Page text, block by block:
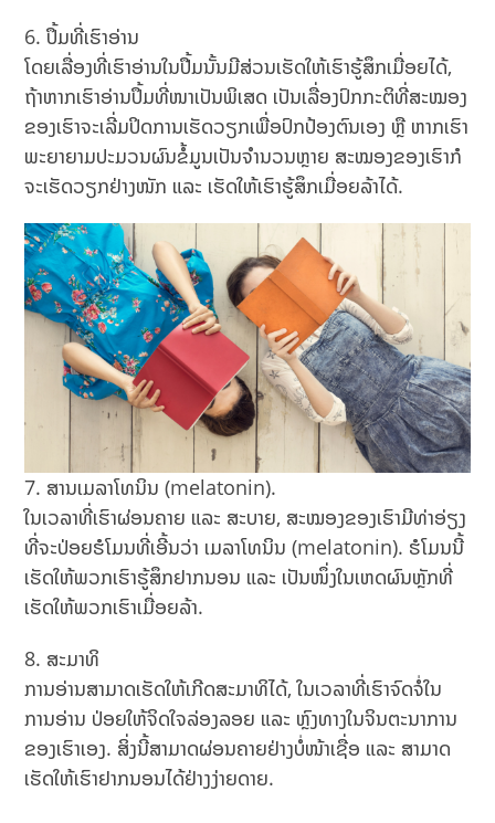
ປຶ້ມທີ່ເຮົາອ່ານ
ໂດຍເລື່ອງທີ່ເຮົາອ່ານໃນປື້ມນັ້ນມີສ່ວນເຮັດໃຫ້ເຮົາຮູ້ສຶກເມື່ອຍໄດ້,
ຖ້າຫາກເຮົາອ່ານປຶ້ມທີ່ໜາເປັນພິເສດ ເປັນເລື່ອງປົກກະຕິທີ່ສະໝອງ
ຂອງເຮົາຈະເລີ່ມປິດການເຮັດວຽກເພື່ອປົກປ້ອງຕົນເອງ ຫຼື ຫາກເຮົາ
ພະຍາຍາມປະມວນຜົນຂໍ້ມູນເປັນຈຳນວນຫຼາຍ ສະໝອງຂອງເຮົາກໍ
ຈະເຮັດວຽກຢ່າງໜັກ ແລະ ເຮັດໃຫ້ເຮົາຮູ້ສຶກເມື່ອຍລ້າໄດ້.
ສານເມລາໂທນິນ (melatonin).
ໃນເວລາທີ່ເຮົາຜ່ອນຄາຍ ແລະ ສະບາຍ, ສະໝອງຂອງເຮົາມີທ່າອ່ຽງ
ທີ່ຈະປ່ອຍຮໍໂມນທີ່ເອີ້ນວ່າ ເມລາໂທນິນ (melatonin). ຮໍໂມນນີ້
ເຮັດໃຫ້ພວກເຮົາຮູ້ສຶກຢາກນອນ ແລະ ເປັນໜຶ່ງໃນເຫດຜົນຫຼັກທີ່
ເຮັດໃຫ້ພວກເຮົາເມື່ອຍລ້າ.
ສະມາທິ
ການອ່ານສາມາດເຮັດໃຫ້ເກີດສະມາທິໄດ້, ໃນເວລາທີ່ເຮົາຈົດຈໍ່ໃນ
ການອ່ານ ປ່ອຍໃຫ້ຈິດໃຈລ່ອງລອຍ ແລະ ຫຼົງທາງໃນຈິນຕະນາການ
ຂອງເຮົາເອງ. ສິ່ງນີ້ສາມາດຜ່ອນຄາຍຢ່າງບໍ່ໜ້າເຊື່ອ ແລະ ສາມາດ
ເຮັດໃຫ້ເຮົາຢາກນອນໄດ້ຢ່າງງ່າຍດາຍ.